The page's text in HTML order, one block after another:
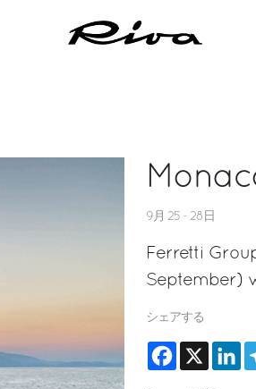
9月 25 - 28日
Ferretti
September)
シェアする
Facebook
X